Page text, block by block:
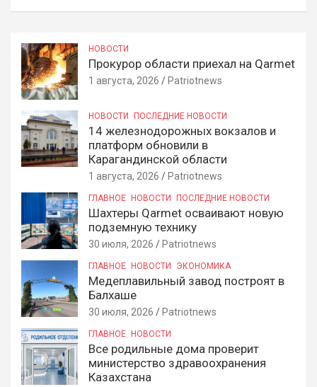
НОВОСТИ
Прокурор области приехал на Qarmet
1 августа, 2026 Patriotnews
НОВОСТИ ПОСЛЕДНИЕ НОВОСТИ
14 железнодорожных вокзалов и
платформ обновили в
Карагандинской области
1 августа, 2026 Patriotnews
ГЛАВНОЕ НОВОСТИ ПОСЛЕДНИЕ НОВОСТИ
Шахтеры Qarmet осваивают новую
подземную технику
30 июля, 2026 Patriotnews
ГЛАВНОЕ НОВОСТИ ЭКОНОМИКА
Медеплавильный завод построят в
Балхаше
30 июля, 2026 Patriotnews
ГЛАВНОЕ НОВОСТИ
Все родильные дома проверит
министерство здравоохранения
Казахстана